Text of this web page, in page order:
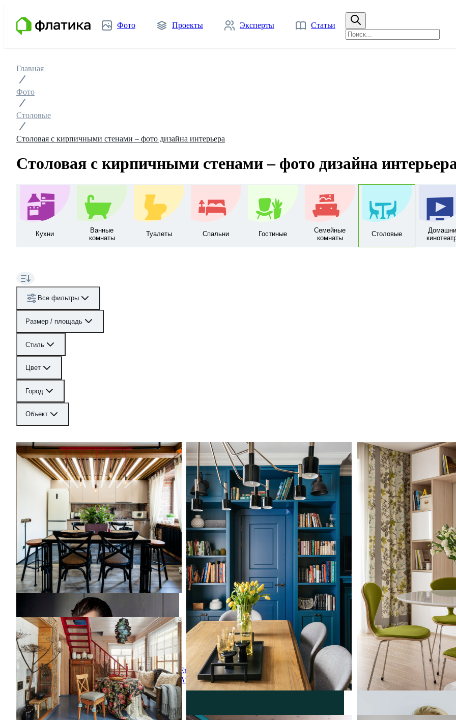
Фото Проекты Эксперты Статьи
Главная
Фото
Столовые
Столовая с кирпичными стенами – фото дизайна интерьера
Столовая с кирпичными стенами – фото дизайна
Кухни
Ванные
комнаты
Туалеты Спальни Гостиные
Семейные
комнаты
Столовые
Все фильтры
Размер / площадь
Стиль
Цвет
Город
Объект
Нижегородский лофт
Источник вдохновения для домашнего
уюта: гостиная-столовая среднего размера
в стиле лофт с светлым паркетным полом и
белыми стенами без камина
Нижегородский лофт
Евгений
Аполонов
Цветная провокация
На фото: столовая в классическом стиле с
синими стенами
Цветная провокация
Квартира в Долгопрудном
Источник вдохновения
уюта: кухня-столовая
современном стиле с
полом
Квартира в Долгопрудном
Гостевой домик
Идея дизайна: отдельная столовая в стиле
кантри с бежевыми стенами
Гостевой домик